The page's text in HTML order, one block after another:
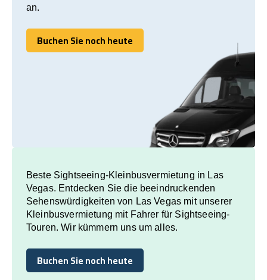
an.
Buchen Sie noch heute
Buchen Sie noch heute
Beste Sightseeing-Kleinbusvermietung in Las
Vegas. Entdecken Sie die beeindruckenden
Sehenswürdigkeiten von Las Vegas mit unserer
Kleinbusvermietung mit Fahrer für Sightseeing-
Touren. Wir kümmern uns um alles.
Buchen Sie noch heute
Buchen Sie noch heute